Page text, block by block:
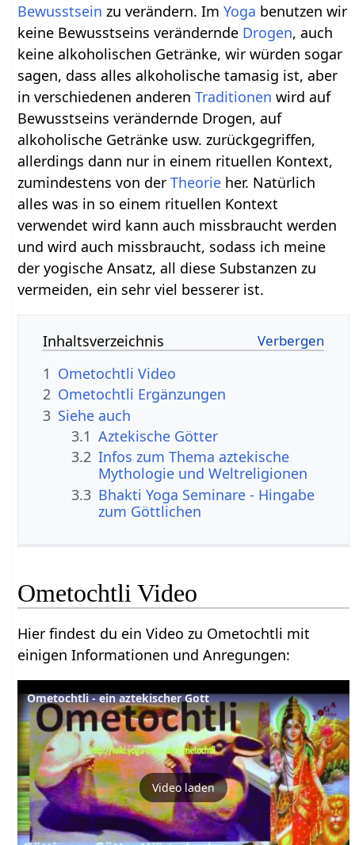
Bewusstsein zu verändern. ImYoga benutzen wir
keine Bewusstseins verändernde Drogen, auch
keine alkoholischen Getränke, wir würden sogar
sagen, dass alles alkoholische tamasig ist, aber
in verschiedenen anderenTraditionen wird auf
Bewusstseins verändernde Drogen, auf
alkoholische Getränke usw. zurückgegriffen,
allerdings dann nur in einem rituellen Kontext,
zumindestens von derTheorie her. Natürlich
alles was in so einem rituellen Kontext
verwendet wird kann auch missbraucht werden
und wird auch missbraucht, sodass ich meine
der yogische Ansatz, all diese Substanzen zu
vermeiden, ein sehr viel besserer ist.
Inhaltsverzeichnis
1 Ometochtli Video
2 Ometochtli Ergänzungen
3 Siehe auch
3.1 Aztekische Götter
3.2 Infos zum Thema aztekische
Mythologie und Weltreligionen
3.3 Bhakti Yoga Seminare - Hingabe
zum Göttlichen
Ometochtli Video
Hier findest du ein Video zu Ometochtli mit
einigen Informationen und Anregungen:
Ometochtli - ein aztekischer Gott
Video laden